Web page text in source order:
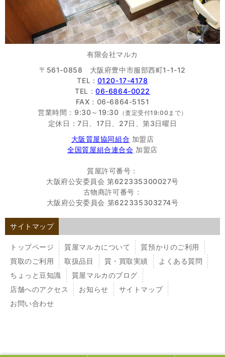
有限会社マルカ
〒561-0858 大阪府豊中市服部西町1-1-12
TEL : 0120-17-4178
TEL：06-6864-0022
FAX：06-6864-5151
営業時間：9:30～19:30 （査定受付19:00まで）
定休日：7日、17日、27日、第3日曜日
大阪質屋協同組合 加盟店
全国質屋組合連合会 加盟店
質屋許可番号：
大阪府公安委員会 第622335300027号
古物商許可番号：
大阪府公安委員会 第622335303274号
サイトマップ
トップページ 質屋マルカについて
質預かりのご利用
買取のご利用
取扱品目 質・買取実績
よくある質問
ちょっと豆知識
質屋マルカのブログ
店舗へのアクセス
お知らせ
サイトマップ
お問い合わせ